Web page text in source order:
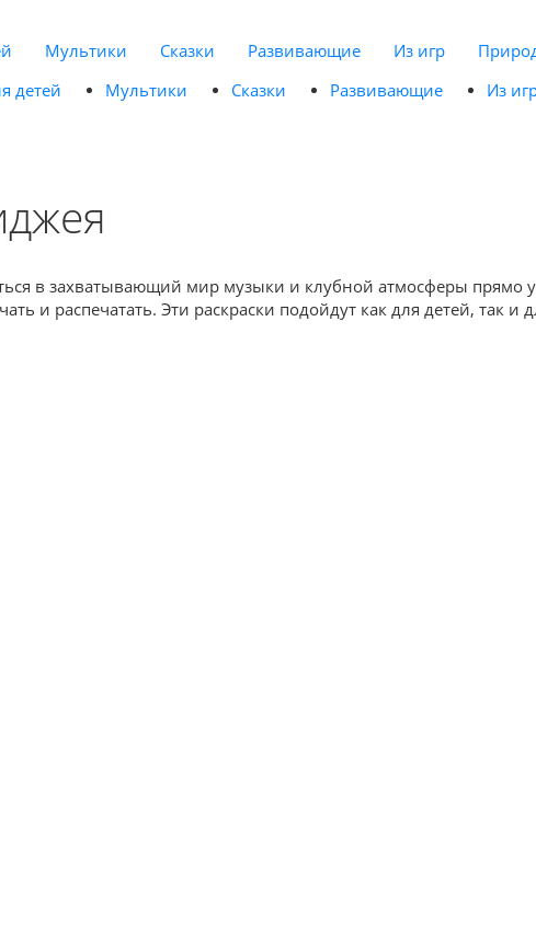
Мультики Сказки Развивающие Из игр
детей Мультики Сказки Развивающие Из
в захватывающий мир музыки и клубной атмосферы
и распечатать. Эти раскраски подойдут как для детей, так и